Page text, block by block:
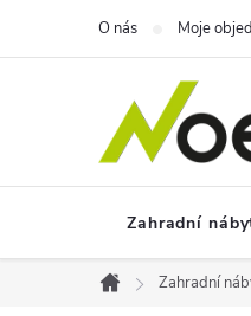
O nás Moje
Zahradní
Domů
Zahradní